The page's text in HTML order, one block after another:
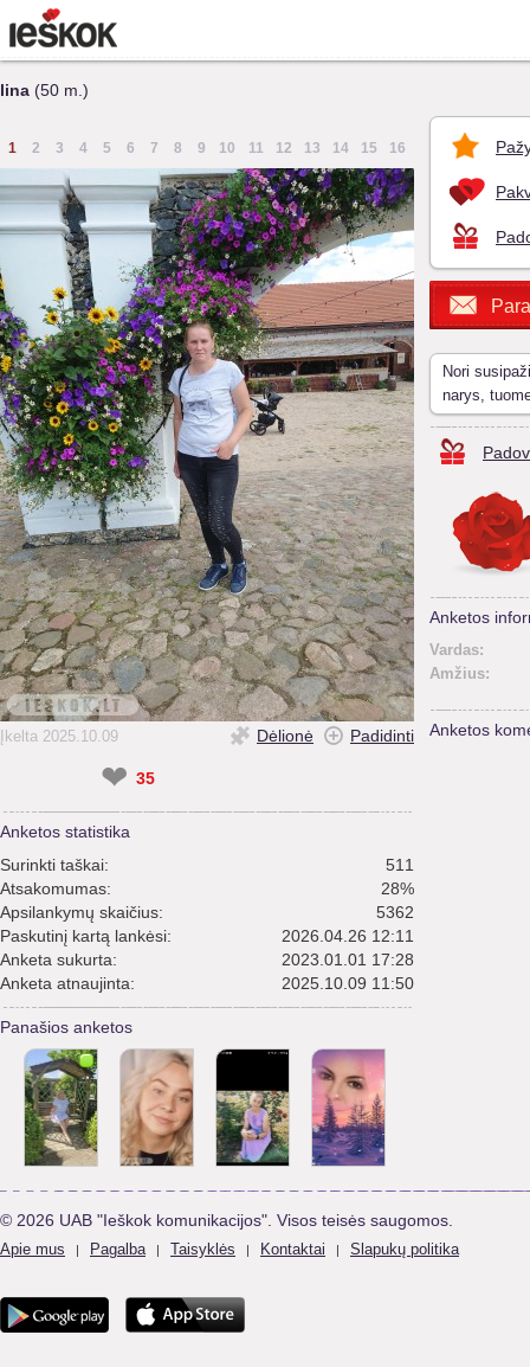
lina (50 m.)
1 2 3 4 5 6 7 8 9 10 11 12 13 14 15 16
Įkelta 2025.10.09 Dėlionė Padidinti
❤ 35
Anketos statistika
Surinkti taškai:
511
Atsakomumas:
28%
Apsilankymų skaičius:
5362
Paskutinį kartą lankėsi:
2026.04.26 12:11
Anketa sukurta:
2023.01.01 17:28
Anketa atnaujinta:
2025.10.09 11:50
Panašios anketos
Nori
narys,
Anketos
Vardas:
Amžius:
Anketos
© 2026 UAB "Ieškok komunikacijos". Visos teisės saugomos.
Apie mus | Pagalba | Taisyklės | Kontaktai | Slapukų politika